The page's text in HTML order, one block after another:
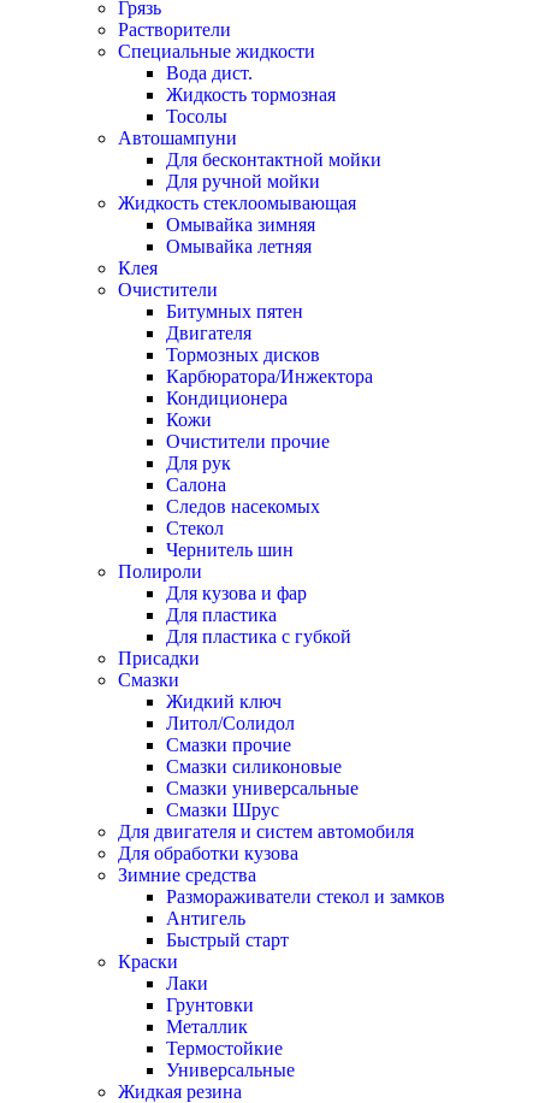
Грязь
Растворители
Специальные жидкости
Вода дист.
Жидкость тормозная
Тосолы
Автошампуни
Для бесконтактной мойки
Для ручной мойки
Жидкость стеклоомывающая
Омывайка зимняя
Омывайка летняя
Клея
Очистители
Битумных пятен
Двигателя
Тормозных дисков
Карбюратора/Инжектора
Кондиционера
Кожи
Очистители прочие
Для рук
Салона
Следов насекомых
Стекол
Чернитель шин
Полироли
Для кузова и фар
Для пластика
Для пластика с губкой
Присадки
Смазки
Жидкий ключ
Литол/Солидол
Смазки прочие
Смазки силиконовые
Смазки универсальные
Смазки Шрус
Для двигателя и систем автомобиля
Для обработки кузова
Зимние средства
Размораживатели стекол и замков
Антигель
Быстрый старт
Краски
Лаки
Грунтовки
Металлик
Термостойкие
Универсальные
Жидкая резина